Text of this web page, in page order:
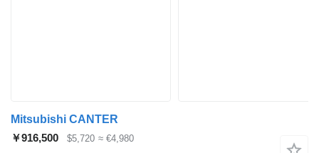
Mitsubishi CANTER
￥916,500
$5,720 ≈ €4,980